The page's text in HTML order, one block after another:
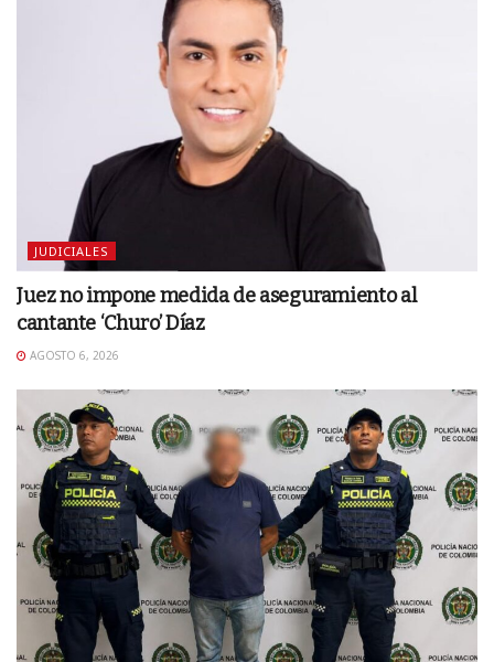
JUDICIALES
Juez no impone medida de aseguramiento al
cantante ‘Churo’ Díaz
AGOSTO 6, 2026